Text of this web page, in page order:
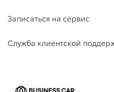
Записаться на сервис
Служба клиентской